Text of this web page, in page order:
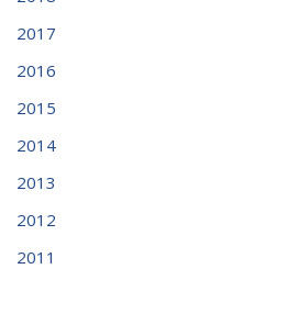
2017
2016
2015
2014
2013
2012
2011